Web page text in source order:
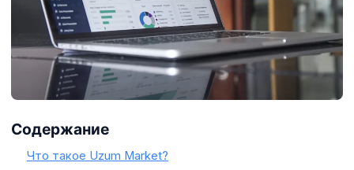
Содержание
Что такое Uzum Market?